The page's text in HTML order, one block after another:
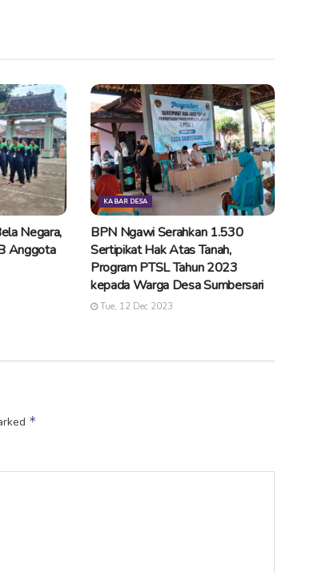
Negara,
Anggota
KABAR DESA
BPN Ngawi Serahkan 1.530
Sertipikat Hak Atas Tanah,
Program PTSL Tahun 2023
kepada Warga Desa Sumbersari
Tue, 12 Dec 2023
*